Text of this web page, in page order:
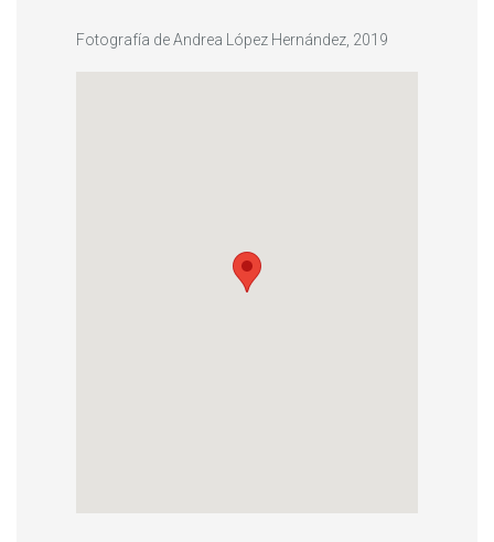
Fotografía de Andrea López Hernández, 2019